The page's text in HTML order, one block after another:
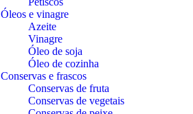
Óleos e vinagre
Azeite
Vinagre
Óleo de soja
Óleo de cozinha
Conservas e frascos
Conservas de fruta
Conservas de vegetais